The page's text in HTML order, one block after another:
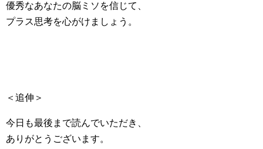
優秀なあなたの脳ミソを信じて、
プラス思考を心がけましょう。
＜追伸＞
今日も最後まで読んでいただき、
ありがとうございます。